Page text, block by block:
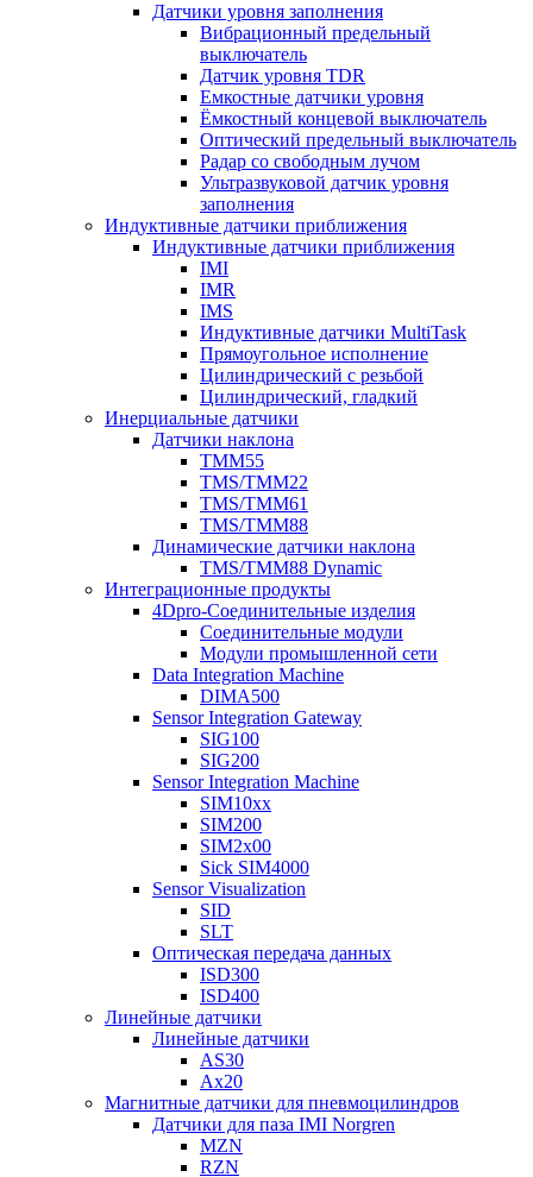
Датчики уровня заполнения
Вибрационный предельный
выключатель
Датчик уровня TDR
Емкостные датчики уровня
Ёмкостный концевой выключатель
Оптический предельный выключатель
Радар со свободным лучом
Ультразвуковой датчик уровня
заполнения
Индуктивные датчики приближения
Индуктивные датчики приближения
IMI
IMR
IMS
Индуктивные датчики MultiTask
Прямоугольное исполнение
Цилиндрический с резьбой
Цилиндрический, гладкий
Инерциальные датчики
Датчики наклона
TMM55
TMS/TMM22
TMS/TMM61
TMS/TMM88
Динамические датчики наклона
TMS/TMM88 Dynamic
Интеграционные продукты
4Dpro-Соединительные изделия
Соединительные модули
Модули промышленной сети
Data Integration Machine
DIMA500
Sensor Integration Gateway
SIG100
SIG200
Sensor Integration Machine
SIM10xx
SIM200
SIM2x00
Sick SIM4000
Sensor Visualization
SID
SLT
Оптическая передача данных
ISD300
ISD400
Линейные датчики
Линейные датчики
AS30
Ax20
Магнитные датчики для пневмоцилиндров
Датчики для паза IMI Norgren
MZN
RZN